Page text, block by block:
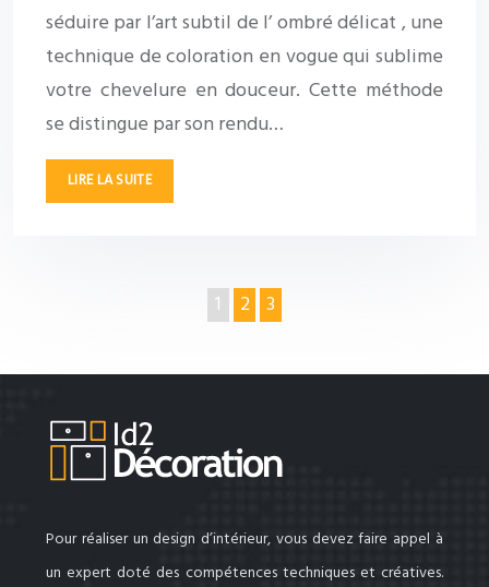
séduire par l’art subtil de l’ ombré délicat , une
technique de coloration en vogue qui sublime
votre chevelure en douceur. Cette méthode
se distingue par son rendu…
LIRE LA SUITE
1 2 3
Pour réaliser un design d’intérieur, vous devez faire appel à
un expert doté des compétences techniques et créatives.